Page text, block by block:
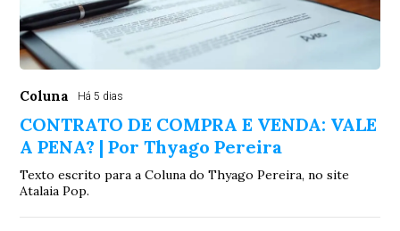
Coluna Há 5 dias
CONTRATO DE COMPRA E VENDA: VALE
A PENA? | Por Thyago Pereira
Texto escrito para a Coluna do Thyago Pereira, no site
Atalaia Pop.